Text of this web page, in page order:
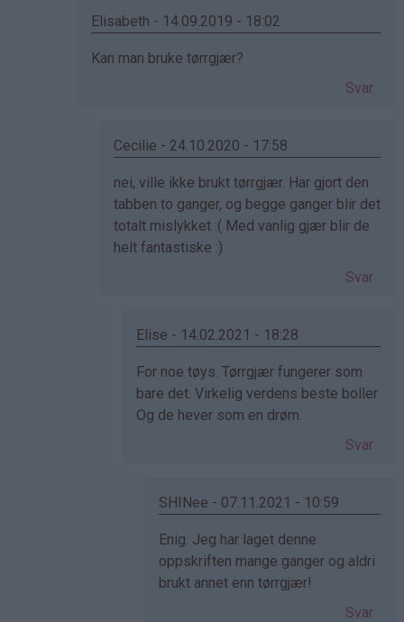
Elisabeth - 14.09.2019 - 18:02
Som
June
bekreftet)
Kan man bruke tørrgjær?
Svar
Cecilie - 24.10.2020 - 17:58
Som
svar
på
av
nei, ville ikke brukt tørrgjær. Har gjort den
tabben to ganger, og begge ganger blir det
totalt mislykket :( Med vanlig gjær blir de
helt fantastiske :)
Svar
Elise - 14.02.2021 - 18:28
Som
svar
på
bekreftet)
For noe tøys. Tørrgjær fungerer som
bare det. Virkelig verdens beste boller.
Og de hever som en drøm.
Svar
SHINee - 07.11.2021 - 10:59
Som
svar
på
Enig. Jeg har laget denne
oppskriften mange ganger og aldri
brukt annet enn tørrgjær!
Svar